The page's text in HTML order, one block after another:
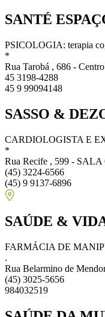
SANTÉ
PSICOLOGIA: terapia
*
Rua Tarobá , 686 -
45 3198-4288
45 9 99094148
SASSO &
CARDIOLOGISTA E
*
Rua Recife , 599 - SALA
(45) 3224-6566
(45) 9 9137-6896
SAÚDE &
FARMÁCIA DE
.
Rua Belarmino de
(45) 3025-5656
984032519